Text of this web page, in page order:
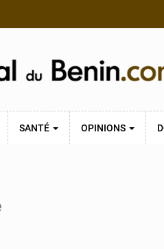
SANTÉ OPINIONS